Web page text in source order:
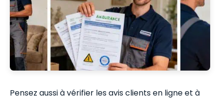
Pensez aussi à vérifier les avis clients en ligne et à